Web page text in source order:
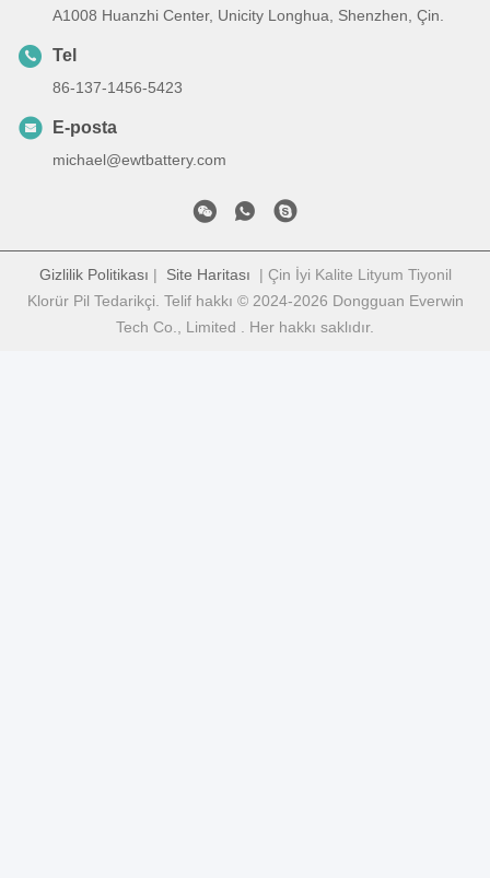
A1008 Huanzhi Center, Unicity Longhua, Shenzhen, Çin.
Tel
86-137-1456-5423
E-posta
michael@ewtbattery.com
Gizlilik Politikası | Site Haritası | Çin İyi Kalite Lityum Tiyonil
Klorür Pil Tedarikçi. Telif hakkı © 2024-2026 Dongguan Everwin
Tech Co., Limited . Her hakkı saklıdır.